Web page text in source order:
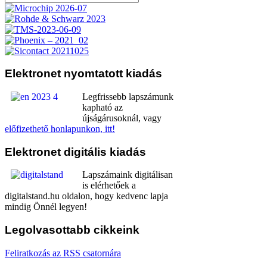
Elektronet nyomtatott kiadás
Legfrissebb lapszámunk
kapható az
újságárusoknál, vagy
előfizethető honlapunkon, itt!
Elektronet digitális kiadás
Lapszámaink digitálisan
is elérhetőek a
digitalstand.hu oldalon, hogy kedvenc lapja
mindig Önnél legyen!
Legolvasottabb cikkeink
Feliratkozás az RSS csatornára